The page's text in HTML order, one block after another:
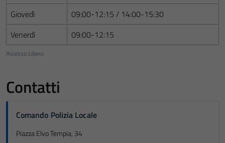
Accesso Libero
Giovedì
09:00-12:15 / 14:00-15:30
Venerdì
09:00-12:15
Contatti
Comando Polizia Locale
Piazza Elvo Tempia, 34